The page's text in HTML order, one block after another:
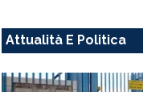
Attualità E Politica